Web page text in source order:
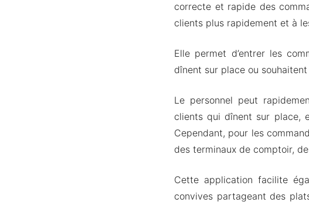
correcte et rapide des
clients plus rapidement et à
Elle permet d’entrer les
dînent sur place ou
Le personnel peut
clients qui dînent sur place,
Cependant, pour les
des terminaux de comptoir,
Cette application facilite
convives partageant des